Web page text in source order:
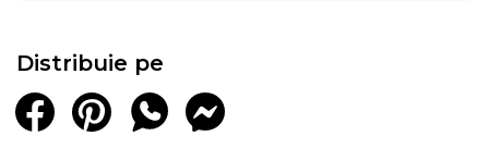
Distribuie pe